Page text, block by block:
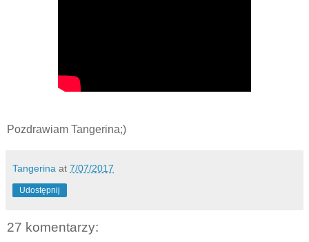
Pozdrawiam Tangerina;)
Tangerina at 7/07/2017
Udostępnij
27 komentarzy: